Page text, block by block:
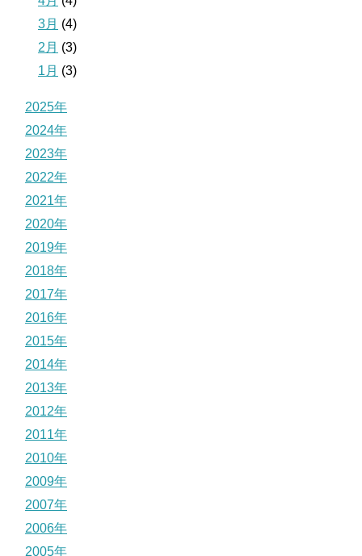
3月 (4)
2月 (3)
1月 (3)
2025年
2024年
2023年
2022年
2021年
2020年
2019年
2018年
2017年
2016年
2015年
2014年
2013年
2012年
2011年
2010年
2009年
2007年
2006年
2005年